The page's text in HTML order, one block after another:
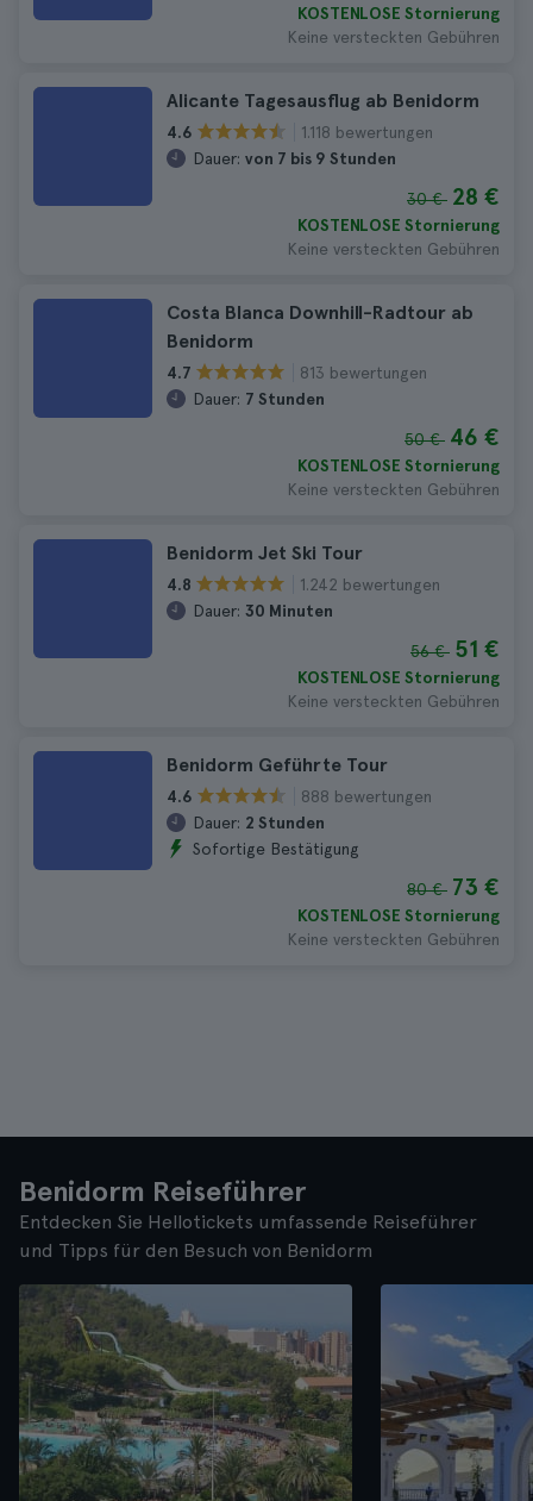
KOSTENLOSE Stornierung
Keine versteckten Gebühren
Alicante Tagesausflug ab Benidorm
4.6
1.118 bewertungen
Dauer: von 7 bis 9 Stunden
30 € 28 €
KOSTENLOSE Stornierung
Keine versteckten Gebühren
Costa Blanca Downhill-Radtour ab
Benidorm
4.7
813 bewertungen
Dauer: 7 Stunden
50 € 46 €
KOSTENLOSE Stornierung
Keine versteckten Gebühren
Benidorm Jet Ski Tour
4.8
1.242 bewertungen
Dauer: 30 Minuten
56 € 51 €
KOSTENLOSE Stornierung
Keine versteckten Gebühren
Benidorm Geführte Tour
4.6
888 bewertungen
Dauer: 2 Stunden
Sofortige Bestätigung
80 € 73 €
KOSTENLOSE Stornierung
Keine versteckten Gebühren
Benidorm Reiseführer
Entdecken Sie Hellotickets umfassende Reiseführer
und Tipps für den Besuch von Benidorm